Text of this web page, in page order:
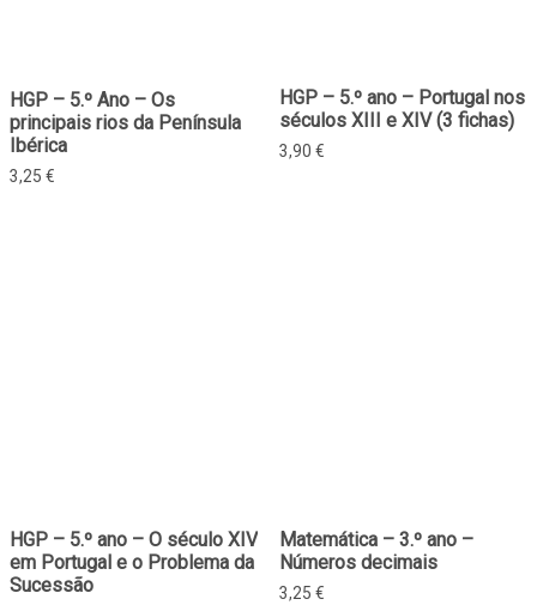
HGP – 5.º Ano – Os
principais rios da Península
Ibérica
3,25 €
HGP – 5.º ano – Portugal nos
séculos XIII e XIV (3 fichas)
3,90 €
HGP – 5.º ano – O século XIV
em Portugal e o Problema da
Sucessão
Matemática – 3.º ano –
Números decimais
3,25 €